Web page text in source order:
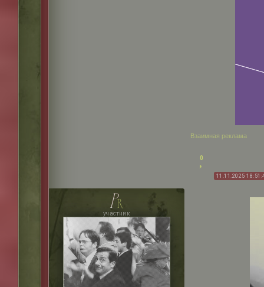
Взаимная реклама
0
11.11.2025
pr
участник